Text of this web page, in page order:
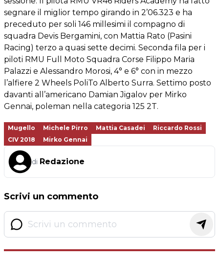
segnare il miglior tempo girando in 2’06.323 e ha
preceduto per soli 146 millesimi il compagno di
squadra Devis Bergamini, con Mattia Rato (Pasini
Racing) terzo a quasi sette decimi. Seconda fila per i
piloti RMU Full Moto Squadra Corse Filippo Maria
Palazzi e Alessandro Morosi, 4° e 6° con in mezzo
l’alfiere 2 Wheels PoliTo Alberto Surra. Settimo posto
davanti all’americano Damian Jigalov per Mirko
Gennai, poleman nella categoria 125 2T.
Mugello Michele Pirro Mattia Casadei
Riccardo Rossi
CIV 2018
Mirko Gennai
di Redazione
Scrivi un commento